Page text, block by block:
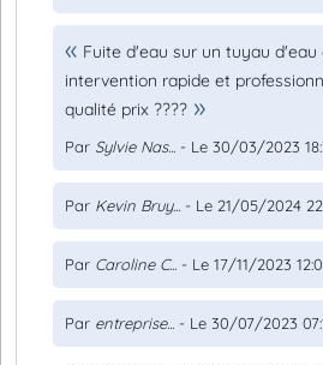
Fuite d'eau sur un tuyau d'eau
intervention rapide et
qualité prix ????
Par Sylvie Nas... - Le 30/03/2023
Par Kevin Bruy... - Le 21/05/2024
Par Caroline C... - Le 17/11/2023
Par entreprise... - Le 30/07/2023